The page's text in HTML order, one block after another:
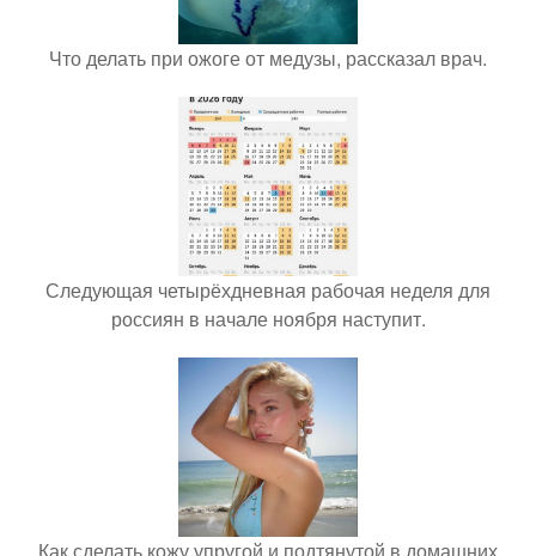
Что делать при ожоге от медузы, рассказал врач.
Следующая четырёхдневная рабочая неделя для
россиян в начале ноября наступит.